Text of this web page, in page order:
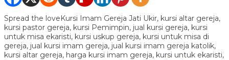
Spread the loveKursi Imam Gereja Jati Ukir, kursi altar gereja,
kursi pastor gereja, kursi Pemimpin, jual kursi gereja, kursi
untuk misa ekaristi, kursi uskup gereja, kursi untuk misa di
gereja, jual kursi imam gereja, jual kursi imam gereja katolik,
kursi altar gereja, harga kursi imam gereja, kursi untuk ekaristi,